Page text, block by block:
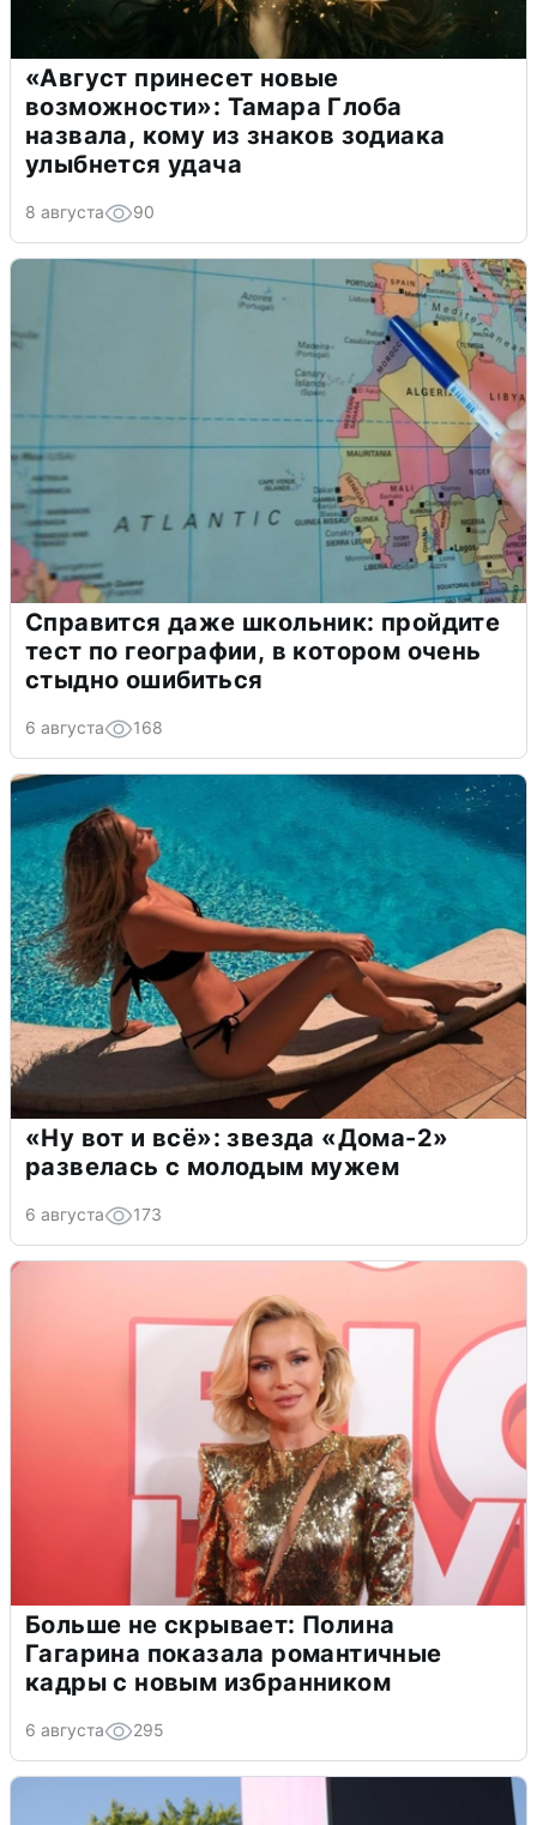
«Август принесет новые
возможности»: Тамара Глоба
назвала, кому из знаков зодиака
улыбнется удача
8 августа 90
Справится даже школьник: пройдите
тест по географии, в котором очень
стыдно ошибиться
6 августа 168
«Ну вот и всё»: звезда «Дома-2»
развелась с молодым мужем
6 августа 173
Больше не скрывает: Полина
Гагарина показала романтичные
кадры с новым избранником
6 августа 295